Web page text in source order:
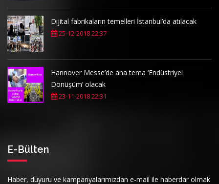
Dijital fabrikaların temelleri İstanbul’da atılacak
25-12-2018 22:37
Hannover Messe’de ana tema ‘Endüstriyel
Dönüşüm’ olacak
23-11-2018 22:31
E-Bülten
Haber, duyuru ve kampanyalarımızdan e-mail ile haberdar olmak